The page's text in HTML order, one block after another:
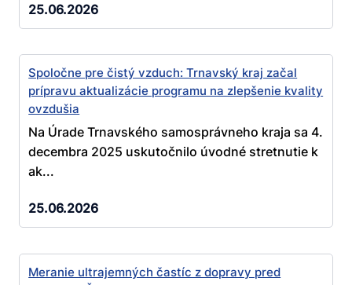
25.06.2026
Spoločne pre čistý vzduch: Trnavský kraj začal
prípravu aktualizácie programu na zlepšenie kvality
ovzdušia
Na Úrade Trnavského samosprávneho kraja sa 4.
decembra 2025 uskutočnilo úvodné stretnutie k
ak...
25.06.2026
Meranie ultrajemných častíc z dopravy pred